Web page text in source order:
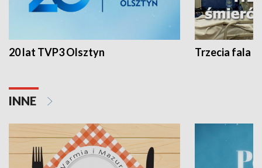
20 lat TVP3 Olsztyn Trzecia fala -
INNE